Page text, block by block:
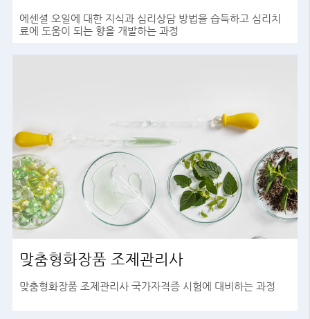
에센셜 오일에 대한 지식과 심리상담 방법을 습득하고 심리치
료에 도움이 되는 향을 개발하는 과정
맞춤형화장품 조제관리사
맞춤형화장품 조제관리사 국가자격증 시험에 대비하는 과정